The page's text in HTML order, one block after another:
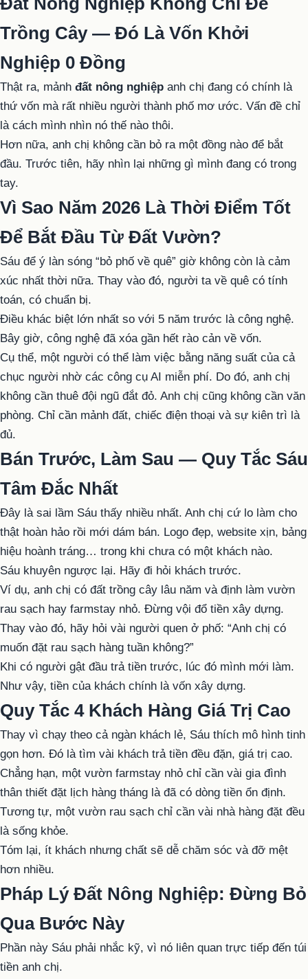
Trồng Cây — Đó Là Vốn Khởi
Nghiệp 0 Đồng
Thật ra, mảnh đất nông nghiệp anh chị đang có chính là
thứ vốn mà rất nhiều người thành phố mơ ước. Vấn đề chỉ
là cách mình nhìn nó thế nào thôi.
Hơn nữa, anh chị không cần bỏ ra một đồng nào để bắt
đầu. Trước tiên, hãy nhìn lại những gì mình đang có trong
tay.
Vì Sao Năm 2026 Là Thời Điểm Tốt
Để Bắt Đầu Từ Đất Vườn?
Sáu để ý làn sóng “bỏ phố về quê” giờ không còn là cảm
xúc nhất thời nữa. Thay vào đó, người ta về quê có tính
toán, có chuẩn bị.
Điều khác biệt lớn nhất so với 5 năm trước là công nghệ.
Bây giờ, công nghệ đã xóa gần hết rào cản về vốn.
Cụ thể, một người có thể làm việc bằng năng suất của cả
chục người nhờ các công cụ AI miễn phí. Do đó, anh chị
không cần thuê đội ngũ đắt đỏ. Anh chị cũng không cần văn
phòng. Chỉ cần mảnh đất, chiếc điện thoại và sự kiên trì là
đủ.
Bán Trước, Làm Sau — Quy Tắc Sáu
Tâm Đắc Nhất
Đây là sai lầm Sáu thấy nhiều nhất. Anh chị cứ lo làm cho
thật hoàn hảo rồi mới dám bán. Logo đẹp, website xịn, bảng
hiệu hoành tráng… trong khi chưa có một khách nào.
Sáu khuyên ngược lại. Hãy đi hỏi khách trước.
Ví dụ, anh chị có đất trồng cây lâu năm và định làm vườn
rau sạch hay farmstay nhỏ. Đừng vội đổ tiền xây dựng.
Thay vào đó, hãy hỏi vài người quen ở phố: “Anh chị có
muốn đặt rau sạch hàng tuần không?”
Khi có người gật đầu trả tiền trước, lúc đó mình mới làm.
Như vậy, tiền của khách chính là vốn xây dựng.
Quy Tắc 4 Khách Hàng Giá Trị Cao
Thay vì chạy theo cả ngàn khách lẻ, Sáu thích mô hình tinh
gọn hơn. Đó là tìm vài khách trả tiền đều đặn, giá trị cao.
Chẳng hạn, một vườn farmstay nhỏ chỉ cần vài gia đình
thân thiết đặt lịch hàng tháng là đã có dòng tiền ổn định.
Tương tự, một vườn rau sạch chỉ cần vài nhà hàng đặt đều
là sống khỏe.
Tóm lại, ít khách nhưng chất sẽ dễ chăm sóc và đỡ mệt
hơn nhiều.
Pháp Lý Đất Nông Nghiệp: Đừng Bỏ
Qua Bước Này
Phần này Sáu phải nhắc kỹ, vì nó liên quan trực tiếp đến túi
tiền anh chị.